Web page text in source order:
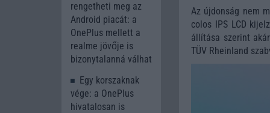
Az újdonság nem
colos IPS LCD
állítása szerint
TÜV Rheinland
rengetheti meg az
Android piacát: a
OnePlus mellett a
realme jövője is
bizonytalanná válhat
Egy korszaknak
vége: a OnePlus
hivatalosan is